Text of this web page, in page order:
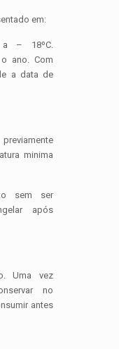
em:
– 18ºC.
ano. Com
a data de
minima
sem ser
após
Uma vez
no
antes